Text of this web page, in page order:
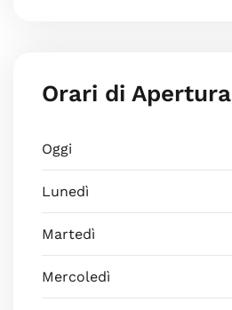
Orari di Apertura
Oggi
Lunedì
Martedì
Mercoledì